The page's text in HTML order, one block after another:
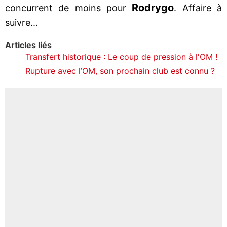
concurrent de moins pour Rodrygo. Affaire à
suivre...
Articles liés
Transfert historique : Le coup de pression à l'OM !
Rupture avec l’OM, son prochain club est connu ?